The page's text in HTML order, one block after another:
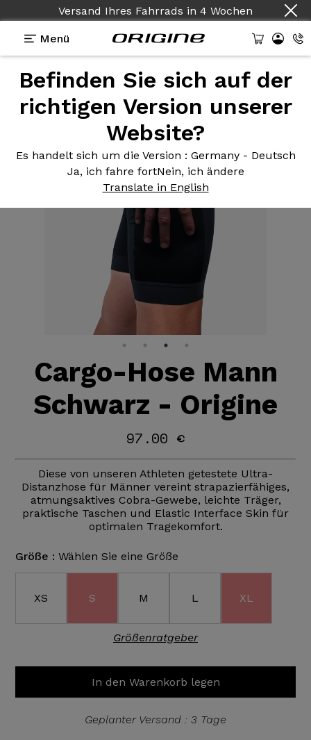
Versand Ihres Fahrrads in 4 Wochen
Menü
Befinden Sie sich auf der
richtigen Version unserer
Website?
Es handelt sich um die Version : Germany - Deutsch
Ja, ich fahre fortNein, ich ändere
Translate in English
Ausstattungen>Textilien>Cargo-Hose Mann
Cargo-Hose Mann
Schwarz - Origine
97.00 €
Diese von unseren Athleten getestete Ultra-
Distanzhose für Männer vereint strapazierfähiges,
atmungsaktives Cobra-Gewebe, leichte Träger,
praktische Taschen und Elastic Interface Skin für
optimalen Tragekomfort.
Größe : Wählen Sie eine Größe
XS S M L XL
Größenratgeber
In den Warenkorb legen
Geplanter Versand : 3 Tage